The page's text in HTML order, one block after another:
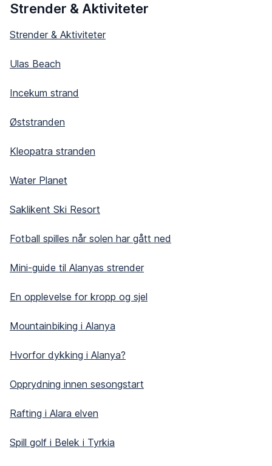
Strender & Aktiviteter
Strender & Aktiviteter
Ulas Beach
Incekum strand
Øststranden
Kleopatra stranden
Water Planet
Saklikent Ski Resort
Fotball spilles når solen har gått ned
Mini-guide til Alanyas strender
En opplevelse for kropp og sjel
Mountainbiking i Alanya
Hvorfor dykking i Alanya?
Opprydning innen sesongstart
Rafting i Alara elven
Spill golf i Belek i Tyrkia